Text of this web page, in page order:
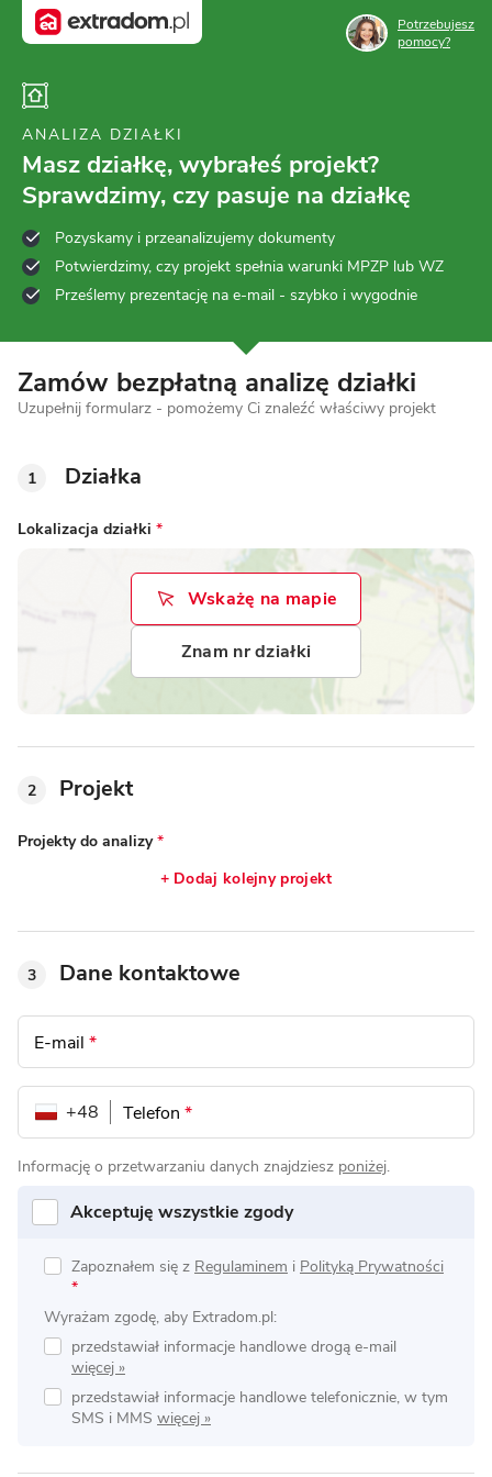
ANALIZA DZIAŁKI
Masz działkę, wybrałeś projekt?
Sprawdzimy, czy pasuje na działkę
Pozyskamy i przeanalizujemy dokumenty
Potwierdzimy, czy projekt spełnia warunki MPZP lub WZ
Prześlemy prezentację na e-mail - szybko i wygodnie
Potrzebujesz
pomocy?
Zamów bezpłatną analizę działki
Uzupełnij formularz - pomożemy Ci znaleźć właściwy projekt
1 Działka
Lokalizacja działki *
Wskażę na mapie
Znam nr działki
2 Projekt
Projekty do analizy *
+ Dodaj kolejny projekt
3 Dane kontaktowe
E-mail *
Telefon *
+48
Informację o przetwarzaniu danych znajdziesz poniżej.
Akceptuję wszystkie zgody
Zapoznałem się z Regulaminem i Polityką Prywatności
*
Wyrażam zgodę, aby Extradom.pl:
przedstawiał informacje handlowe drogą e-mail
przedstawiał informacje handlowe telefonicznie, w tym
SMS i MMS